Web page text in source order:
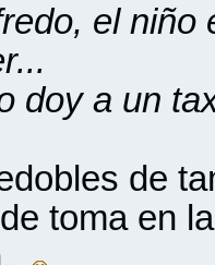
el niño
doy a un
de
toma en